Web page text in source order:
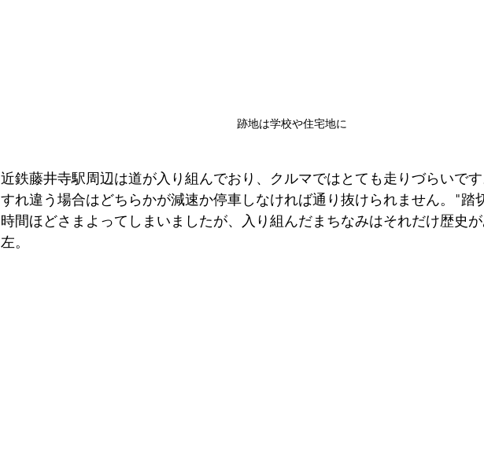
跡地は学校や住宅地に
近鉄藤井寺駅周辺は道が入り組んでおり、クルマではとても走りづらいで
すれ違う場合はどちらかが減速か停車しなければ通り抜けられません。"踏
時間ほどさまよってしまいましたが、入り組んだまちなみはそれだけ歴史
左。